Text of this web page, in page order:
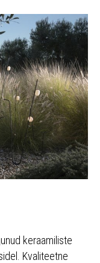
keraamiliste
Kvaliteetne